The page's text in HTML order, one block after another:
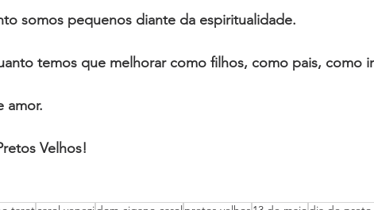
somos pequenos diante da espiritualidade.
temos que melhorar como filhos, como pais, como
amor.
Velhos!